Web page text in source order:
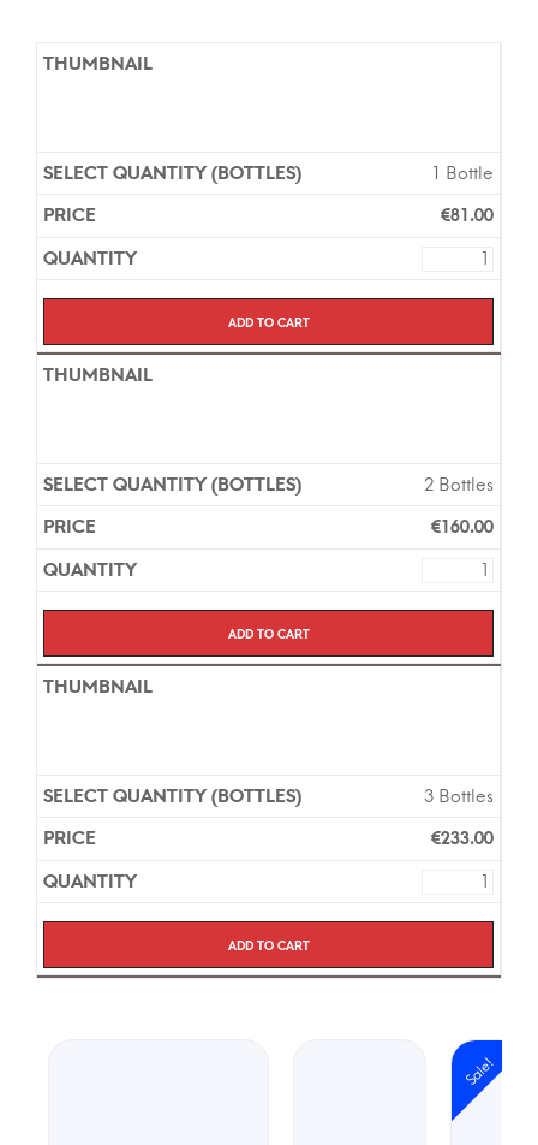
important de consulter votre médecin avant d’utiliser
Vous n’avez pas besoin d’une prescription pour
en 7 jours.
1 Bottle
€81.00
Add to cart
2 Bottles
€160.00
Add to cart
3 Bottles
€233.00
Add to cart
Sale!